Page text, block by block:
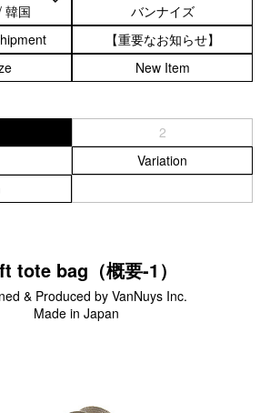
Other
／カード、コインケース
財布以外の革製品
なアタッチメント／パーツ
ショルダーベルト／パット
ップ／ネックストラップ
カメラ用ストラップ
車／自転車／バイク
スマートフォンケース
Pro／iPhone14 Pro／iPhone16／
韓国
バンナイズ
【重要なお知らせ】
New Item
2
Variation
tote bag（概要-1）
& Produced by VanNuys Inc.
Made in Japan